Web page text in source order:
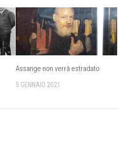
Assange non verrà estradato
5 GENNAIO 2021